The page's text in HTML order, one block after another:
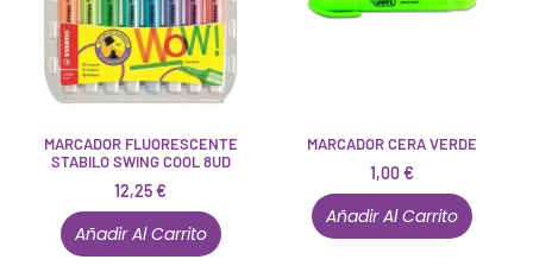
MARCADOR FLUORESCENTE
STABILO SWING COOL 8UD
12,25€
Añadir Al Carrito
MARCADOR CERA VERDE
1,00€
Añadir Al Carrito